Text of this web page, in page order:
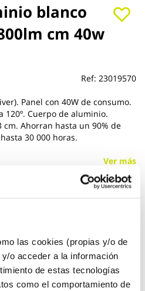
las cookies (propias y/o de
o acceder a la información
de estas tecnologías
como el comportamiento de
blanco
cm 40w
Ref: 23019570
Panel con 40W de consumo.
Cuerpo de aluminio.
Ahorran hasta un 90% de
30 000 horas.
Ver más
20,80 €
Añadir al carrito